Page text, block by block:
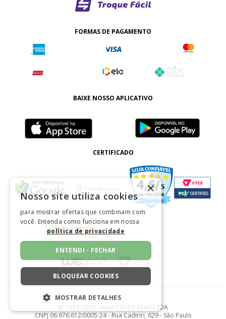
FORMAS DE PAGAMENTO
BAIXE NOSSO APLICATIVO
CERTIFICADO
@ 1933-2026 - Niazi Chohfi Têxtil LTDA
CNPJ 06.976.612/0005-24 - Rua Cadiriri, 629 - São Paulo
×
Nosso site utiliza cookies
para mostrar ofertas que combinam com
você. Entenda como funciona em nossa
política de privacidade
ENTENDI - FECHAR
BLOQUEAR COOKIES
MOSTRAR DETALHES
ESTRITAMENTE NECESSÁRIOS